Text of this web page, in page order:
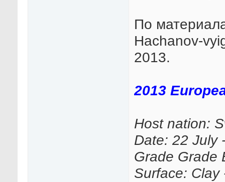
По
Hachanov-
2013.
2013
Host nation:
Date: 22 July
Grade Grade
Surface: Clay